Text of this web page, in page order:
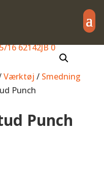
Værktøj / Smedning
Punch
Punch